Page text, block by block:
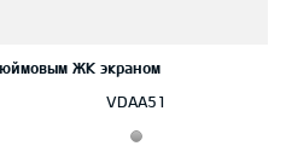
ЖК экраном
VDAA51